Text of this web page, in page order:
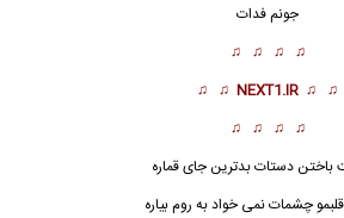
جونم فدات
♫ ♫ ♫ ♫
♫ ♫
NEXT1.IR
♫ ♫
♫ ♫ ♫ ♫
دستات بدترین جایقماره
چشمات نمی خواد به روم بیاره